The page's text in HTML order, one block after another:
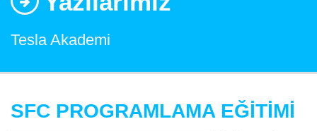
Tesla Akademi
SFC PROGRAMLAMA EĞİTİMİ